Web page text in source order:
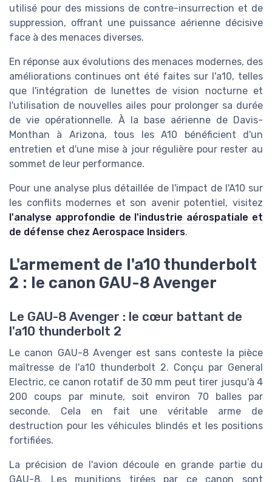
utilisé pour des missions de contre-insurrection et de
suppression, offrant une puissance aérienne décisive
face à des menaces diverses.
En réponse aux évolutions des menaces modernes, des
améliorations continues ont été faites sur l'a10, telles
que l'intégration de lunettes de vision nocturne et
l'utilisation de nouvelles ailes pour prolonger sa durée
de vie opérationnelle. À la base aérienne de Davis-
Monthan à Arizona, tous les A10 bénéficient d'un
entretien et d'une mise à jour régulière pour rester au
sommet de leur performance.
Pour une analyse plus détaillée de l'impact de l'A10 sur
les conflits modernes et son avenir potentiel, visitez
l'analyse approfondie de l'industrie aérospatiale et
de défense chez Aerospace Insiders.
L'armement de l'a10 thunderbolt
2 : le canon GAU-8 Avenger
Le GAU-8 Avenger : le cœur battant de
l'a10 thunderbolt 2
Le canon GAU-8 Avenger est sans conteste la pièce
maîtresse de l'a10 thunderbolt 2. Conçu par General
Electric, ce canon rotatif de 30 mm peut tirer jusqu'à 4
200 coups par minute, soit environ 70 balles par
seconde. Cela en fait une véritable arme de
destruction pour les véhicules blindés et les positions
fortifiées.
La précision de l'avion découle en grande partie du
GAU-8. Les munitions tirées par ce canon sont